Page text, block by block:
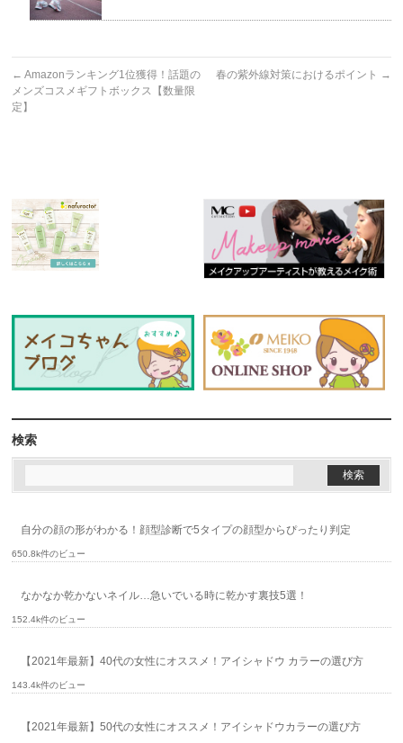
← Amazonランキング1位獲得！話題の
メンズコスメギフトボックス【数量限
定】
春の紫外線対策におけるポイント →
検索
自分の顔の形がわかる！顔型診断で5タイプの顔型からぴったり判定
650.8k件のビュー
なかなか乾かないネイル…急いでいる時に乾かす裏技5選！
152.4k件のビュー
【2021年最新】40代の女性にオススメ！アイシャドウ カラーの選び方
143.4k件のビュー
【2021年最新】50代の女性にオススメ！アイシャドウカラーの選び方